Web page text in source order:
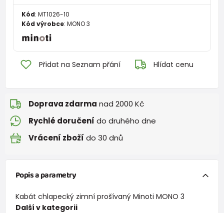
Kód: MT1026-10
Kód výrobce: MONO 3
Přidat na Seznam přání Hlídat cenu
Doprava zdarma nad 2000 Kč
Rychlé doručení do druhého dne
Vrácení zboží do 30 dnů
Popis a parametry
Kabát chlapecký zimní prošívaný Minoti MONO 3
Další v kategorii